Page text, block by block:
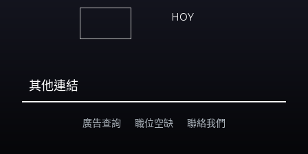
HOY
其他連結
廣告查詢 職位空缺 聯絡我們